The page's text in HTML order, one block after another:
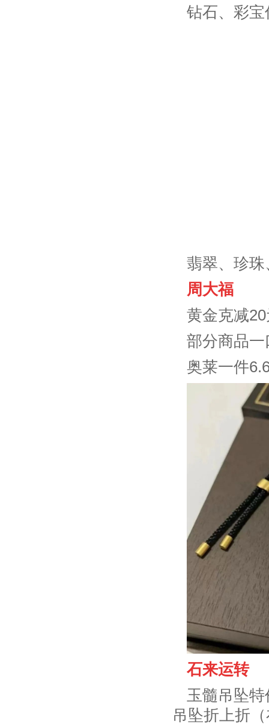
钻石、彩宝
翡翠、珍
周大福
黄金克减20
部分商品一
奥莱一件
石来运转
玉髓吊坠
吊坠折上折